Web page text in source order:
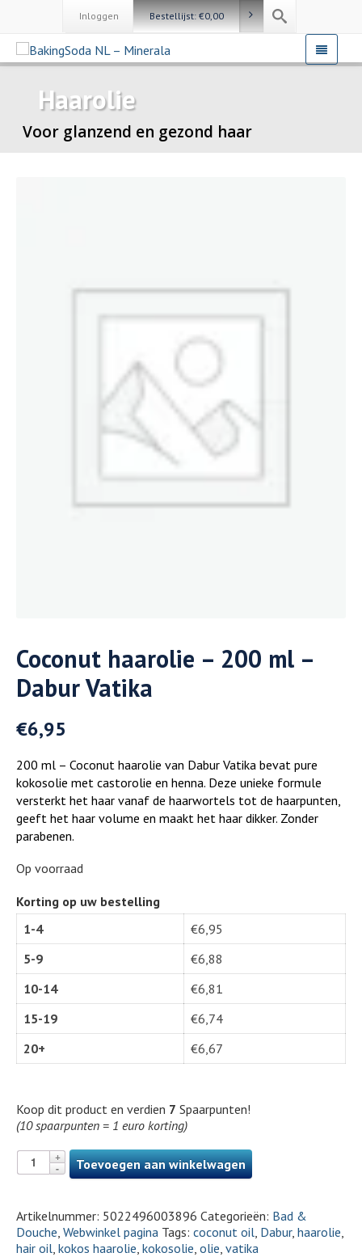
Inloggen Bestellijst:€0,00
Haarolie
Voor glanzend en gezond haar
Coconut haarolie – 200 ml –
Dabur Vatika
€6,95
200 ml – Coconut haarolie van Dabur Vatika bevat pure
kokosolie met castorolie en henna. Deze unieke formule
versterkt het haar vanaf de haarwortels tot de haarpunten,
geeft het haar volume en maakt het haar dikker. Zonder
parabenen.
Op voorraad
Korting op uw bestelling
1-4
€6,95
5-9
€6,88
10-14
€6,81
15-19
€6,74
20+
€6,67
Koop dit product en verdien 7 Spaarpunten!
(10 spaarpunten = 1 euro korting)
Toevoegen aan winkelwagen
Artikelnummer: 5022496003896 Categorieën: Bad &
Douche Webwinkel pagina Tags: coconut oil Dabur, haarolie
hair oil kokos haarolie kokosolie olie vatika